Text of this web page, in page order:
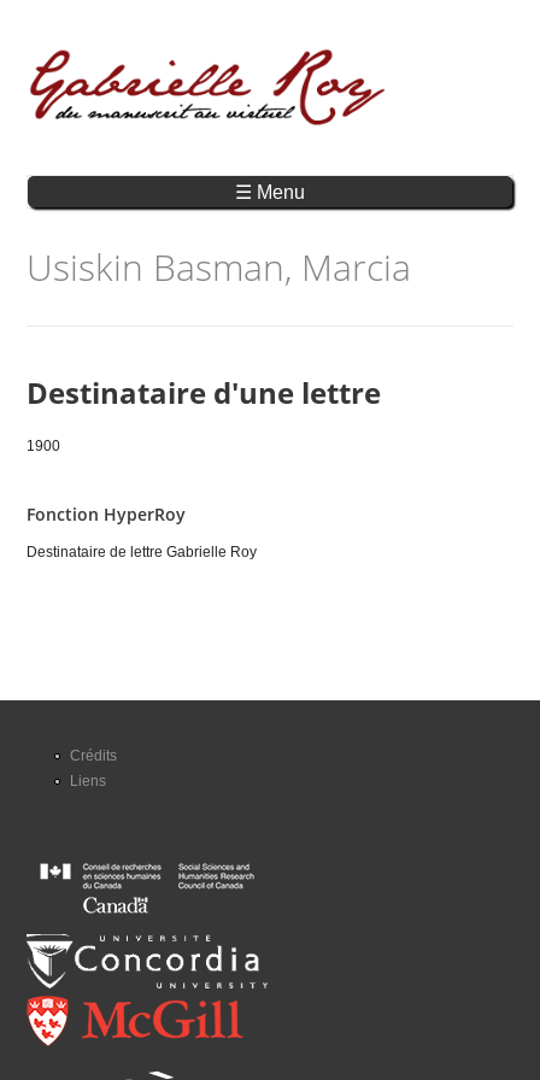
☰ Menu
Usiskin Basman, Marcia
Destinataire d'une lettre
1900
Fonction HyperRoy
Destinataire de lettre Gabrielle Roy
Crédits
Liens